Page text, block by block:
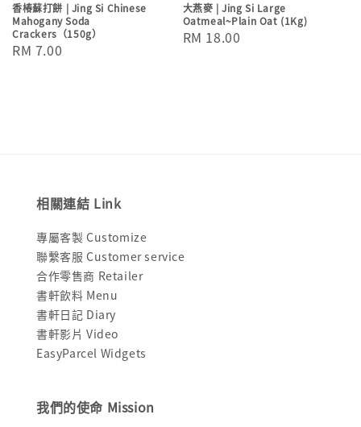
香椿蘇打餅 | Jing Si Chinese
Mahogany Soda
Crackers（150g）
Regular
RM 7.00
大燕麥 | Jing Si Large
Oatmeal~Plain Oat (1Kg)
Regular
RM 18.00
相關連結 Link
專屬客製 Customize
聯繫客服 Customer service
合作零售商 Retailer
書軒飲料 Menu
書軒日記 Diary
書軒影片 Video
EasyParcel Widgets
我們的使命 Mission